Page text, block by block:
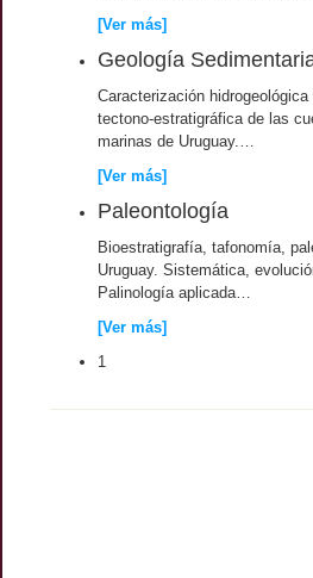
[Ver más]
Geología
Caracterización
tectono-estratigráfica de las
marinas de Uruguay.
[Ver más]
Paleontología
Bioestratigrafía, tafonomía,
Uruguay. Sistemática,
Palinología aplicada
[Ver más]
1